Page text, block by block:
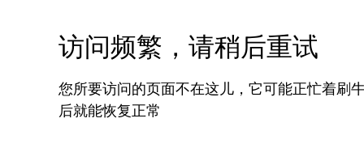
访问频繁，请稍后重试
您所要访问的页面不在这儿，它可能正忙着刷
后就能恢复正常